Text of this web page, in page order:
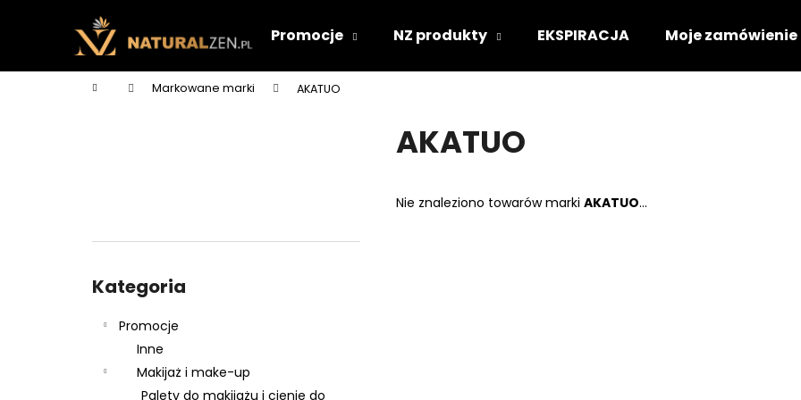
Promocje NZ produkty EKSPIRACJA Moje zamówienie
Home Markowane marki AKATUO
kategorie
Kategoria
Promocje
Inne
Makijaż i make-up
Palety do makijażu i cienie do
AKATUO
Nie znaleziono towarów marki AKATUO...
z
powrotem
powrotem